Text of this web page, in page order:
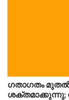
ഗതാഗതം
ശക്തമാക്കുന്നു;